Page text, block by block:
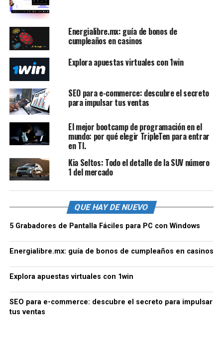
Energialibre.mx: guía de bonos de
cumpleaños en casinos
Explora apuestas virtuales con 1win
SEO para e-commerce: descubre el secreto
para impulsar tus ventas
El mejor bootcamp de programación en el
mundo: por qué elegir TripleTen para entrar
en TI.
Kia Seltos: Todo el detalle de la SUV número
1 del mercado
QUE HAY DE NUEVO
5 Grabadores de Pantalla Fáciles para PC con Windows
Energialibre.mx: guía de bonos de cumpleaños en casinos
Explora apuestas virtuales con 1win
SEO para e-commerce: descubre el secreto para impulsar
tus ventas